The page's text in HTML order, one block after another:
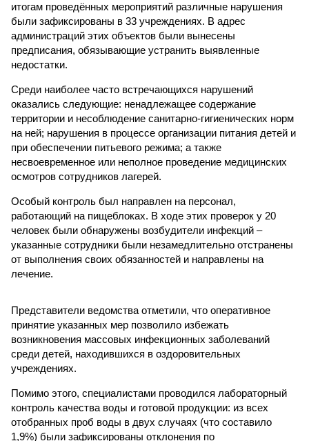
итогам проведённых мероприятий различные нарушения
были зафиксированы в 33 учреждениях. В адрес
администраций этих объектов были вынесены
предписания, обязывающие устранить выявленные
недостатки.
Среди наиболее часто встречающихся нарушений
оказались следующие: ненадлежащее содержание
территории и несоблюдение санитарно-гигиенических норм
на ней; нарушения в процессе организации питания детей и
при обеспечении питьевого режима; а также
несвоевременное или неполное проведение медицинских
осмотров сотрудников лагерей.
Особый контроль был направлен на персонал,
работающий на пищеблоках. В ходе этих проверок у 20
человек были обнаружены возбудители инфекций –
указанные сотрудники были незамедлительно отстранены
от выполнения своих обязанностей и направлены на
лечение.
Представители ведомства отметили, что оперативное
принятие указанных мер позволило избежать
возникновения массовых инфекционных заболеваний
среди детей, находившихся в оздоровительных
учреждениях.
Помимо этого, специалистами проводился лабораторный
контроль качества воды и готовой продукции: из всех
отобранных проб воды в двух случаях (что составило
1,9%) были зафиксированы отклонения по